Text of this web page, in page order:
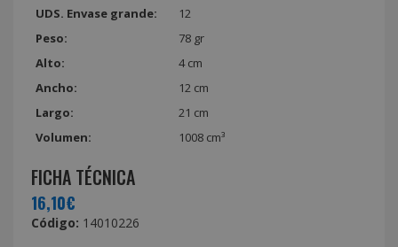
UDS. Envase grande:
12
Peso:
78 gr
Alto:
4 cm
Ancho:
12 cm
Largo:
21 cm
Volumen:
1008 cm³
FICHA TÉCNICA
16,10€
Código: 14010226